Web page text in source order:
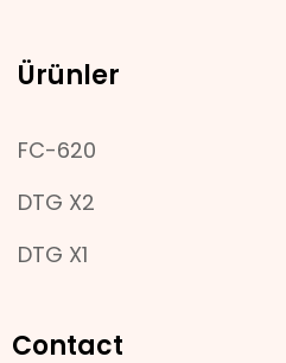
Ürünler
FC-620
DTG X2
DTG X1
Contact